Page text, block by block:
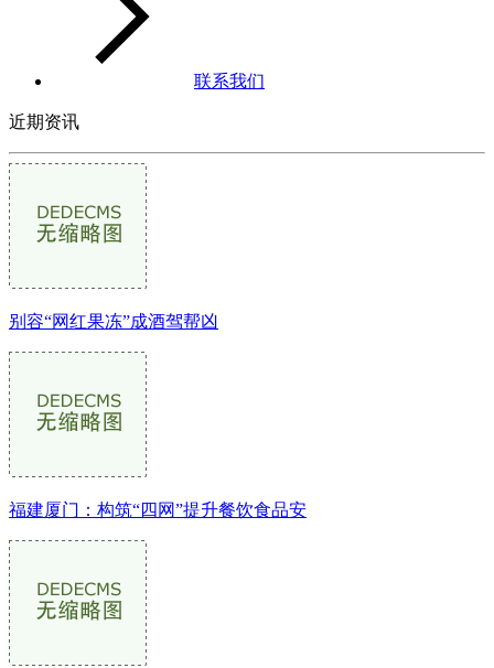
联系我们
近期资讯
别容“网红果冻”成酒驾帮凶
福建厦门：构筑“四网”提升餐饮食品安